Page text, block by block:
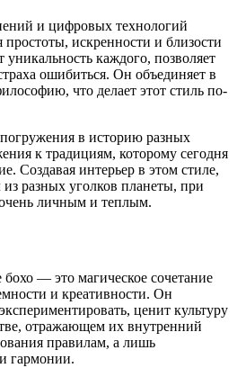
и цифровых технологий
простоты, искренности и близости
уникальность каждого, позволяет
ошибиться. Он объединяет в
что делает этот стиль по-
в историю разных
к традициям, которому сегодня
Создавая интерьер в этом стиле,
из разных уголков планеты, при
личным и теплым.
бохо — это магическое сочетание
и креативности. Он
ценит культуру
отражающем их внутренний
правилам, а лишь
гармонии.